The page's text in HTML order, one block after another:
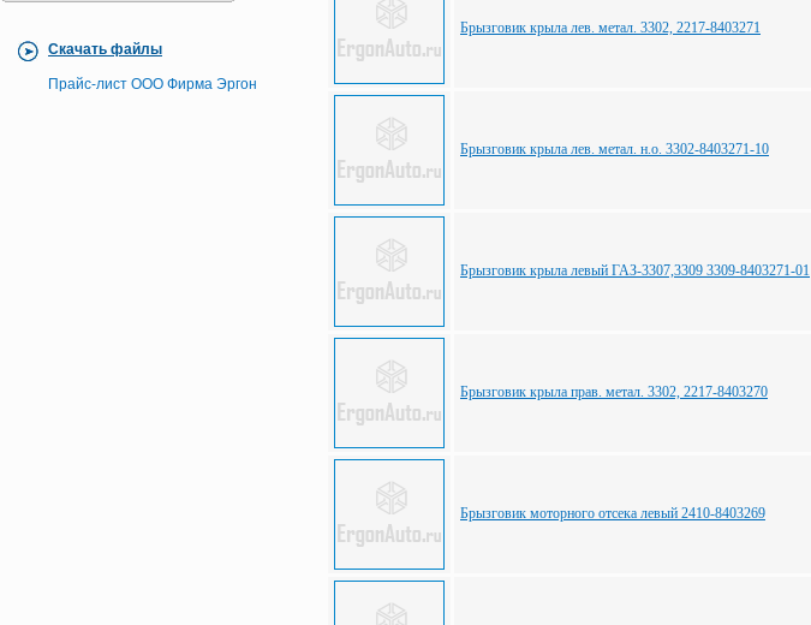
Скачать файлы
Прайс-лист ООО Фирма Эргон
Брызговик крыла лев. метал. 3302, 2217-8403271
Брызговик крыла лев. метал. н.о. 3302-8403271-10
Брызговик крыла левый ГАЗ-3307,3309 3309-8403271-01
Брызговик крыла прав. метал. 3302, 2217-8403270
Брызговик моторного отсека левый 2410-8403269